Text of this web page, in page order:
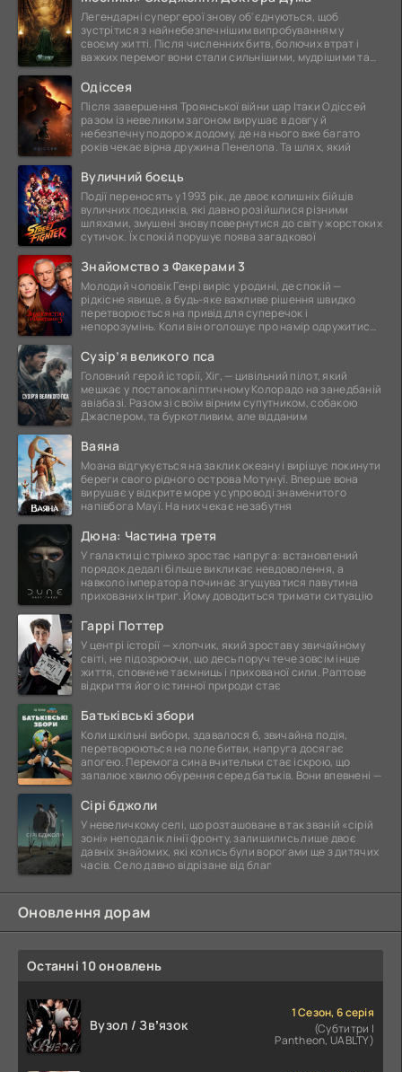
Легендарні супергерої знову об'єднуються, щоб
зустрітися з найнебезпечнішим випробуванням у
своєму житті. Після численних битв, болючих втрат і
важких перемог вони стали сильнішими, мудрішими та
Одіссея
Після завершення Троянської війни цар Ітаки Одіссей
разом із невеликим загоном вирушає в довгу й
небезпечну подорож додому, де на нього вже багато
років чекає вірна дружина Пенелопа. Та шлях, який
Вуличний боєць
Події переносять у 1993 рік, де двоє колишніх бійців
вуличних поєдинків, які давно розійшлися різними
шляхами, змушені знову повернутися до світу жорстоких
сутичок. Їх спокій порушує поява загадкової
Знайомство з Факерами 3
Молодий чоловік Генрі виріс у родині, де спокій —
рідкісне явище, а будь-яке важливе рішення швидко
перетворюється на привід для суперечок і
непорозумінь. Коли він оголошує про намір одружитися,
Сузір’я великого пса
Головний герой історії, Хіг, — цивільний пілот, який
мешкає у постапокаліптичному Колорадо на занедбаній
авіабазі. Разом зі своїм вірним супутником, собакою
Джаспером, та буркотливим, але відданим
Ваяна
Моана відгукується на заклик океану і вирішує покинути
береги свого рідного острова Мотунуї. Вперше вона
вирушає у відкрите море у супроводі знаменитого
напівбога Мауї. На них чекає незабутня
Дюна: Частина третя
У галактиці стрімко зростає напруга: встановлений
порядок дедалі більше викликає невдоволення, а
навколо імператора починає згущуватися павутина
прихованих інтриг. Йому доводиться тримати ситуацію
Гаррі Поттер
У центрі історії — хлопчик, який зростав у звичайному
світі, не підозрюючи, що десь поруч тече зовсім інше
життя, сповнене таємниць і прихованої сили. Раптове
відкриття його істинної природи стає
Батьківські збори
Коли шкільні вибори, здавалося б, звичайна подія,
перетворюються на поле битви, напруга досягає
апогею. Перемога сина вчительки стає іскрою, що
запалює хвилю обурення серед батьків. Вони впевнені —
Сірі бджоли
У невеличкому селі, що розташоване в так званій «сірій
зоні» неподалік лінії фронту, залишились лише двоє
давніх знайомих, які колись були ворогами ще з дитячих
часів. Село давно відрізане від благ
Оновлення дорам
Останні 10 оновлень
Вузол / Звʼязок
1 Сезон, 6 серія
(Субтитри |
Pantheon, UABLTY)